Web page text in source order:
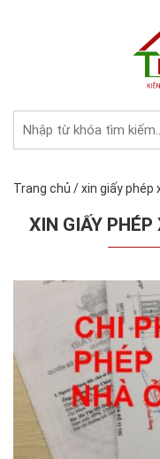
Trang chủ /xin giấy phép
XIN GIẤY